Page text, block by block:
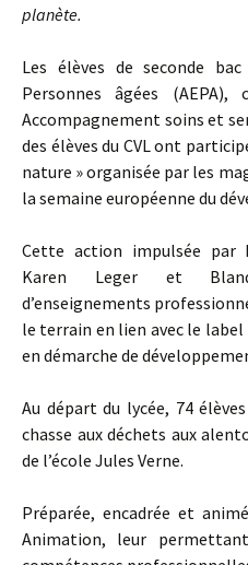
planète.
Les élèves de seconde
Personnes âgées
Accompagnement soins et
des élèves du CVL ont
nature » organisée par les
la semaine européenne du
Cette action impulsée par
Karen Leger et
d’enseignements
le terrain en lien avec le label
en démarche de
Au départ du lycée, 74
chasse aux déchets aux
de l’école Jules Verne.
Préparée, encadrée et
Animation, leur